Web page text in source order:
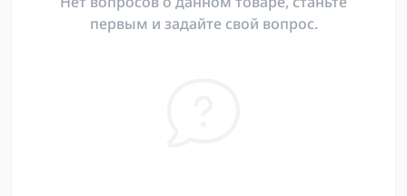
первым и задайте свой вопрос.